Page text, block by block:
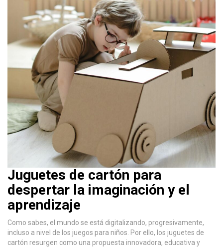
Juguetes de cartón para
despertar la imaginación y el
aprendizaje
Como sabes, el mundo se está digitalizando, progresivamente,
incluso a nivel de los juegos para niños. Por ello, los juguetes de
cartón resurgen como una propuesta innovadora, educativa y